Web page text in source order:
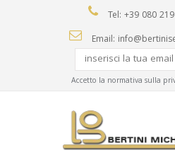
Tel: +39 080
Email:
Accetto la normativa sulla